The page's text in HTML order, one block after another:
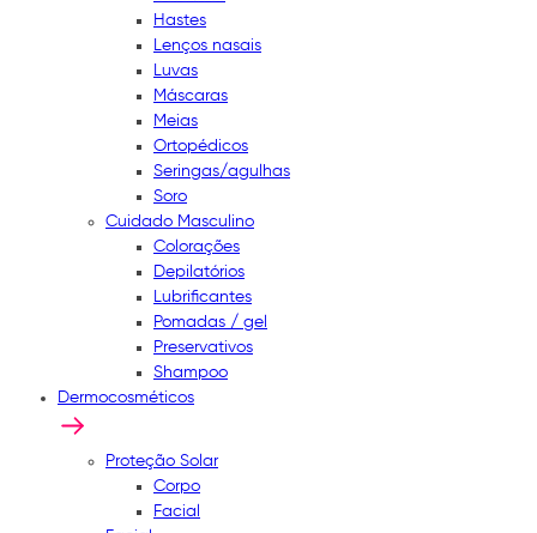
Hastes
Lenços nasais
Luvas
Máscaras
Meias
Ortopédicos
Seringas/agulhas
Soro
Cuidado Masculino
Colorações
Depilatórios
Lubrificantes
Pomadas / gel
Preservativos
Shampoo
Dermocosméticos
Proteção Solar
Corpo
Facial